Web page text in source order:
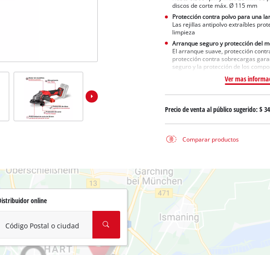
Sierras Ingletadoras
Sierras de Mesa
Sierras de cinta
Compresores
Aspirador de materiales húmedos y secos
Aspiradoras para cenizas
Más herramientas de limpieza
Hidrolavadoras
discos de corte máx. Ø 115 mm
Protección contra polvo para una
Las rejillas antipolvo extraíbles
limpieza
Arranque seguro y protección del
El arranque suave, protección
protección contra sobrecargas
seguro y la protección de los
Ver mas
Precio de venta al público sugerido: $
Comparar productos
online
Código Postal o ciudad